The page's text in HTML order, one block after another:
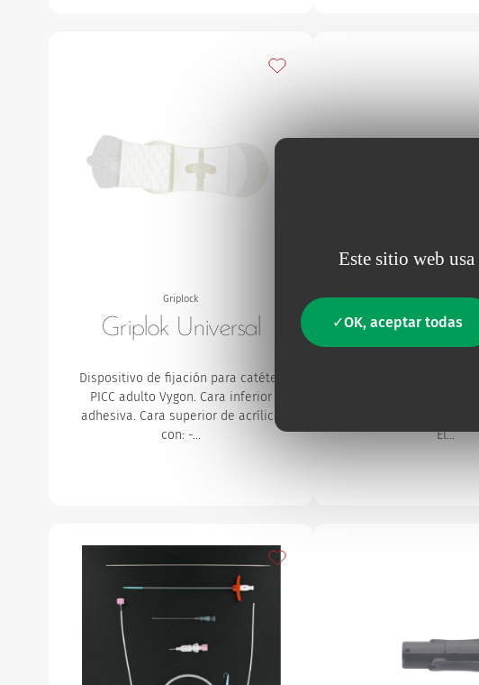
Este sitio web
OK, aceptar todas
Griplock
Griplok Universal
Dispositivo de fijación para catéter
PICC adulto Vygon. Cara inferior
adhesiva. Cara superior de acrílico
con: -…
Añadir a mis favoritos
Sistema de anclaje
El…
Añadir a mis favoritos